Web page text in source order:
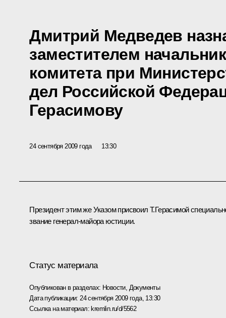
Дмитрий Медведев
заместителем
комитета при
дел Российской
Герасимову
24 сентября 2009 года 13:30
Президент этим же Указом присвоил Т.Герасимой
звание генерал-майора юстиции.
Статус материала
Опубликован в разделах: Новости, Документы
Дата публикации: 24 сентября 2009 года, 13:30
Ссылка на материал:kremlin.ru/d/5562